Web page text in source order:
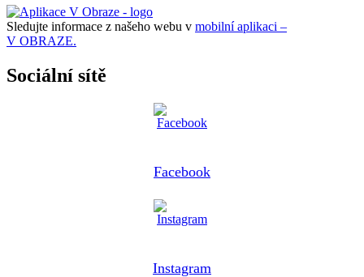
Sledujte informace z našeho webu v mobilní aplikaci –
V OBRAZE.
Sociální sítě
Facebook
Instagram